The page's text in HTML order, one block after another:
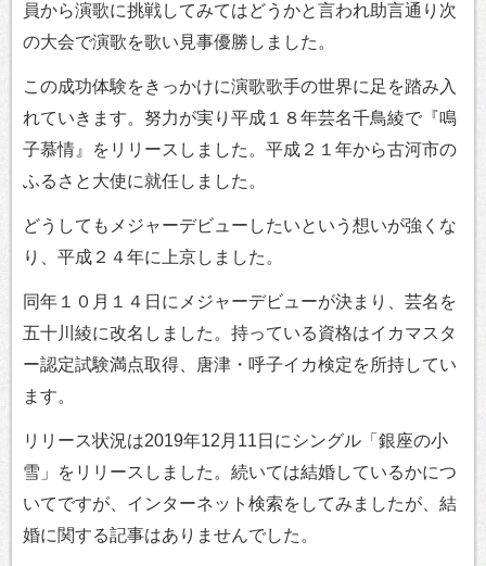
員から演歌に挑戦してみてはどうかと言われ助言通り次
の大会で演歌を歌い見事優勝しました。
この成功体験をきっかけに演歌歌手の世界に足を踏み入
れていきます。努力が実り平成１８年芸名千鳥綾で『鳴
子慕情』をリリースしました。平成２１年から古河市の
ふるさと大使に就任しました。
どうしてもメジャーデビューしたいという想いが強くな
り、平成２４年に上京しました。
同年１０月１４日にメジャーデビューが決まり、芸名を
五十川綾に改名しました。持っている資格はイカマスタ
ー認定試験満点取得、唐津・呼子イカ検定を所持してい
ます。
リリース状況は2019年12月11日にシングル「銀座の小
雪」をリリースしました。続いては結婚しているかにつ
いてですが、インターネット検索をしてみましたが、結
婚に関する記事はありませんでした。